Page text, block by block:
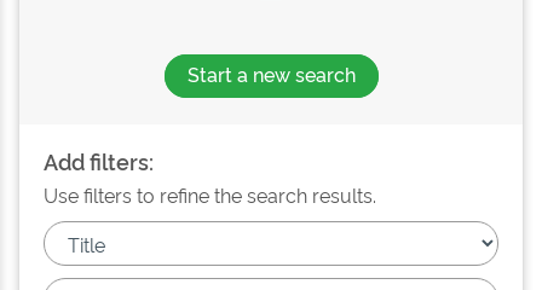
Start a new search
Add filters:
Use filters to refine the search results.